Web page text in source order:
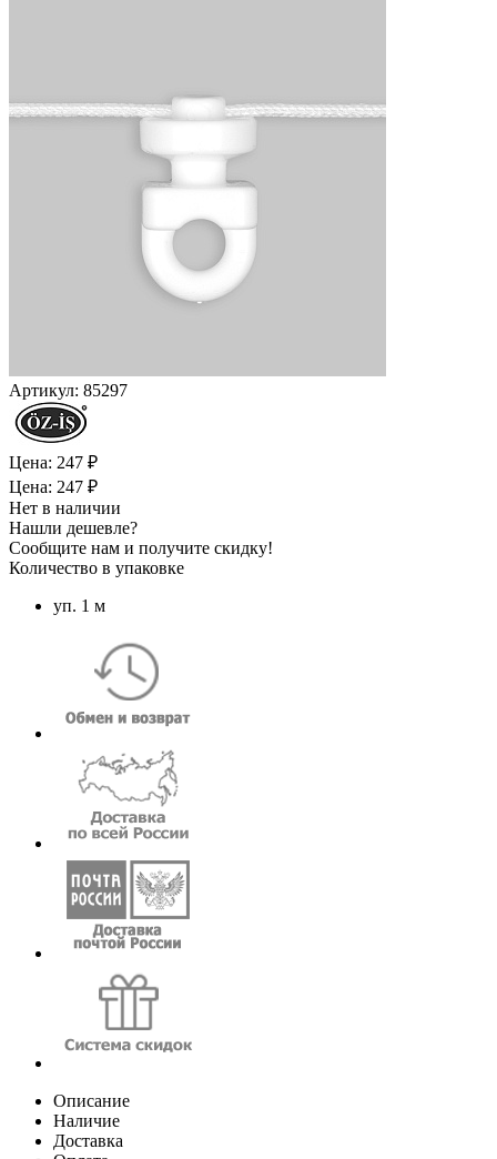
Артикул: 85297
Цена: 247 ₽
Цена: 247 ₽
Нет в наличии
Нашли дешевле?
Сообщите нам и получите скидку!
Количество в упаковке
уп. 1 м
Описание
Наличие
Доставка